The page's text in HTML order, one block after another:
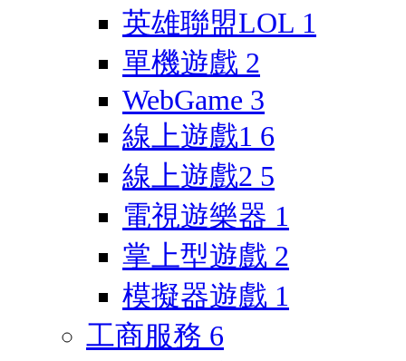
英雄聯盟LOL 1
單機遊戲 2
WebGame 3
線上遊戲1 6
線上遊戲2 5
電視遊樂器 1
掌上型遊戲 2
模擬器遊戲 1
工商服務 6